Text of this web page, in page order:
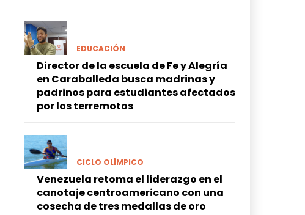
EDUCACIÓN
Director de la escuela de Fe y Alegría
en Caraballeda busca madrinas y
padrinos para estudiantes afectados
por los terremotos
CICLO OLÍMPICO
Venezuela retoma el liderazgo en el
canotaje centroamericano con una
cosecha de tres medallas de oro